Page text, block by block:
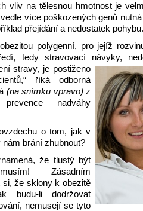
vliv na tělesnou hmotnost je
více poškozených genů
přejídání a nedostatek pohybu.
polygenní, pro jejíž
tedy stravovací návyky,
stravy, je postiženo
říká odborná
(na snímku vpravo) z
nadváhy
o tom, jak v
brání zhubnout?
že tlustý být
Zásadním
si, že sklony k obezitě
budu-li dodržovat
nemusejí se tyto